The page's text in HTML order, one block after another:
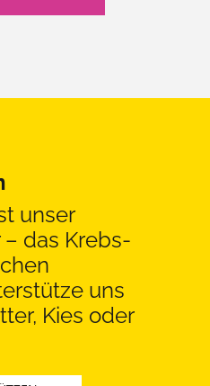
unser
das Krebs-
uns
Kies oder